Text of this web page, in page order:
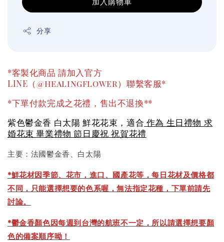
分享
*客製化商品 請加入官方
LINE（@healingflower）聯繫客服*
*下單付款完成之花禮，售出不退換**
紫色鬱金香 白太陽 鮮花花束，適合 作為 生日禮物 求
婚花束 畢業禮物 節日慶祝 祝賀花禮
主要：法國鬱金香、白太陽
*鮮花材因季節、花市，進口、國產花等，每日花材及價格都
不同，只能選擇想要的色系喔，無法指定花種，下單前請先
討論。
*鬱金香顏色因每週到台灣的航班不一定，所以請選擇想要顏
色的備案順序呦！